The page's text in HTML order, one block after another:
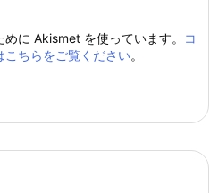
に Akismet を使っています。
コ
こちらをご覧ください。